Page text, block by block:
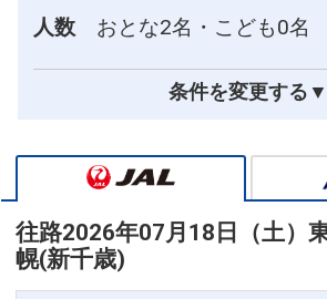
人数
おとな2名・こども0名
条件を変更する▼
往路2026年07月18日（土）
幌(新千歳)